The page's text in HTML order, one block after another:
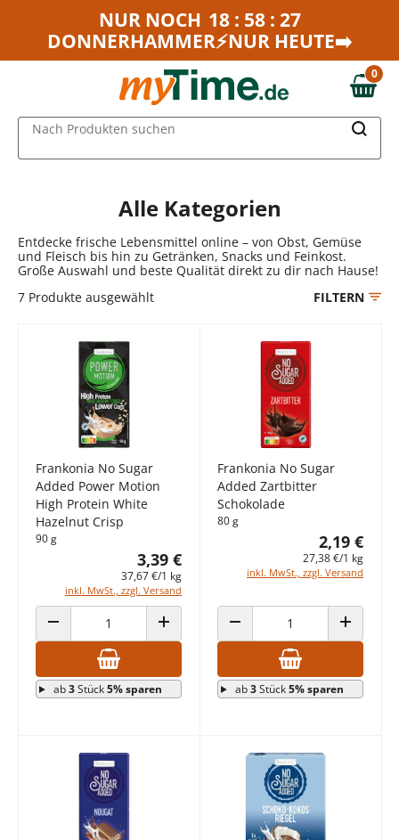
Zum Hauptinhalt springen
Zur Navigation springen
NUR NOCH 18 : 58 : 27
DONNERHAMMER⚡NUR HEUTE➡️
0,00 €
0
Nach Produkten suchen
Alle Kategorien
Entdecke frische Lebensmittel online – von Obst, Gemüse
und Fleisch bis hin zu Getränken, Snacks und Feinkost.
Große Auswahl und beste Qualität direkt zu dir nach Hause!
7 Produkte ausgewählt FILTERN
Frankonia No Sugar
Added Power Motion
High Protein White
Hazelnut Crisp
90 g
3,39 €
37,67 €/1 kg
inkl. MwSt., zzgl. Versand
ANZAHL VERRINGERN ANZAHL ERHÖHEN
ab3Stück5% sparen
Frankonia No Sugar
Added Zartbitter
Schokolade
80 g
2,19 €
27,38 €/1 kg
inkl. MwSt., zzgl. Versand
ANZAHL VERRINGERN ANZAHL
ab3Stück5% sparen